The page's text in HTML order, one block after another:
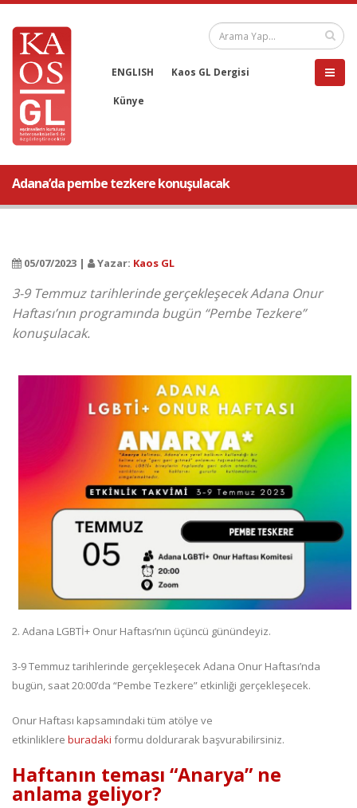
ENGLISH Kaos GL Dergisi
Künye
Adana’da pembe tezkere konuşulacak
05/07/2023 | Yazar: Kaos GL
3-9 Temmuz tarihlerinde gerçekleşecek Adana Onur
Haftası’nın programında bugün “Pembe Tezkere”
konuşulacak.
2. Adana LGBTİ+ Onur Haftası’nın üçüncü günündeyiz.
3-9 Temmuz tarihlerinde gerçekleşecek Adana Onur Haftası’nda
bugün, saat 20:00’da “Pembe Tezkere” etkinliği gerçekleşecek.
Onur Haftası kapsamındaki tüm atölye ve
etkinliklere buradaki formu doldurarak başvurabilirsiniz.
Haftanın teması “Anarya” ne
anlama geliyor?